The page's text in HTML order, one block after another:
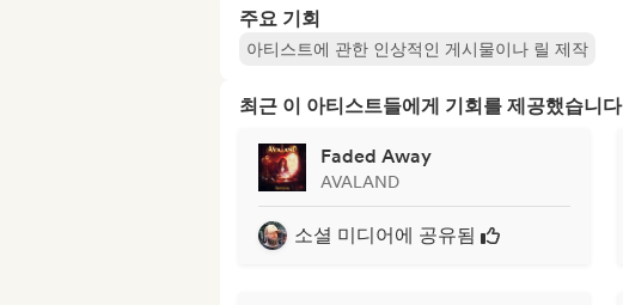
주요 기회
아티스트에 관한 인상적인 게시물이나 릴 제작
최근 이 아티스트들에게 기회를 제공했습니다
Faded Away
AVALAND
소셜 미디어에 공유됨